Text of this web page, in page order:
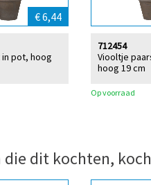
€ 6,44
pot, hoog
Viooltje
hoog 19 cm
712454
Op voorraad
die dit kochten,